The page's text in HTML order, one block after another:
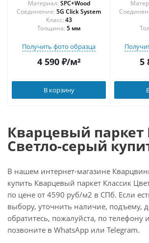
Материал: SPC+Wood
Соединение: 5G Click System
43
Толщина: 5 мм
Получить фото образца
4 590₽/м²
В корзину
5
Кварцевый паркет
Светло-серый
В нашем интернет-магазине
купить Кварцевый паркет Классик
по цене от 4590 руб/м2 в СПб. Если
выбору, уточнить наличие, подъему,
обратитесь, пожалуйста, по
позвоните в WhatsApp или Telegram.